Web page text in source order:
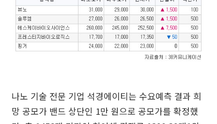
나노 기술 전문 기업 석경에이티는 수요예측 결과 희
망 공모가 밴드 상단인 1만 원으로 공모가를 확정했